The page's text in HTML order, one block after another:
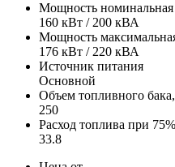
Мощность номинальная
160 кВт / 200 кВА
Мощность
176 кВт / 220 кВА
Источник питания
Основной
Объем топливного
250
Расход топлива при
33.8